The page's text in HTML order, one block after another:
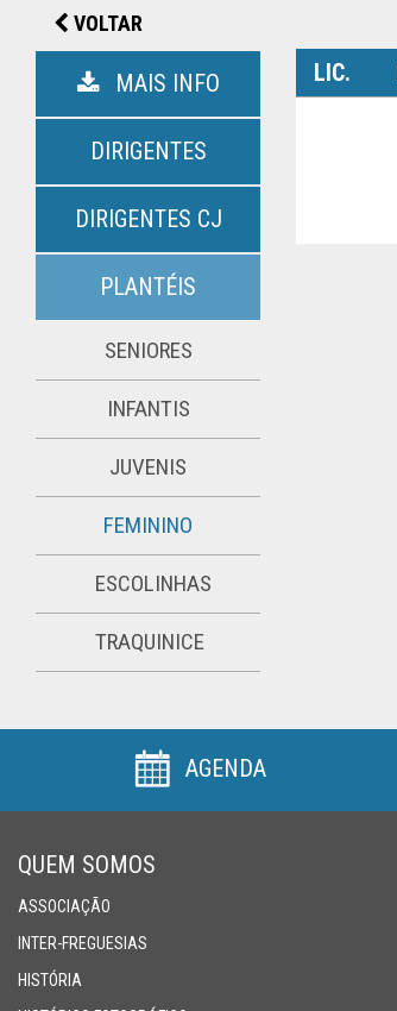
VOLTAR
MAIS INFO
DIRIGENTES
DIRIGENTES CJ
PLANTÉIS
SENIORES
INFANTIS
JUVENIS
FEMININO
ESCOLINHAS
TRAQUINICE
LIC.
AGENDA
QUEM SOMOS
ASSOCIAÇÃO
INTER-FREGUESIAS
HISTÓRIA